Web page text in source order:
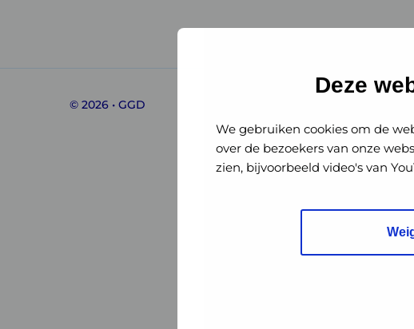
Deze
We gebruiken cookies om de
over de bezoekers van onze
zien, bijvoorbeeld video's van
GHORGHOR
Nederland
© 2026 • GGD